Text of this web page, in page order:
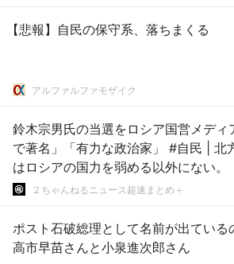
【悲報】自民の保守系、落ちまくる
アルファルファモザイク
鈴木宗男氏の当選をロシア国営メディ
で著名」「有力な政治家」 #自民 | 北方領土を奪還するに
はロシアの国力を弱める以外にない。
２ちゃんねるニュース超速まとめ＋
ポスト石破総理として名前が出ている
高市早苗さんと小泉進次郎さん